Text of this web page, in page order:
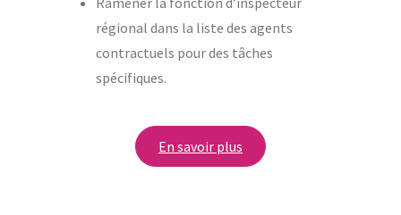
régional dans la liste des agents
contractuels pour des tâches
spécifiques.
En savoir plus